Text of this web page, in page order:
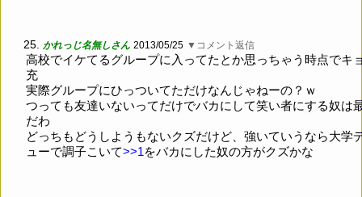
25. かれっじ名無しさん 2013/05/25 ▼コメント返信
高校でイケてるグループに入ってたとか思っちゃう時点でキ
充
実際グループにひっついてただけなんじゃねーの？ｗ
つっても友達いないってだけでバカにして笑い者にする奴は
だわ
どっちもどうしようもないクズだけど、強いていうなら大学
ューで調子こいて>>1をバカにした奴の方がクズかな